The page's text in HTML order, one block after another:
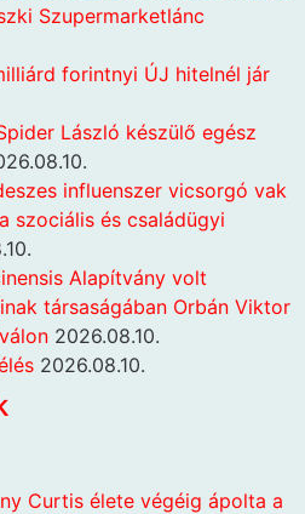
Szupermarketlánc
forintnyi ÚJ hitelnél jár
László készülő egész
influenszer vicsorgó vak
szociális és családügyi
Alapítvány volt
társaságában Orbán Viktor
2026.08.10.
2026.08.10.
Curtis élete végéig ápolta a